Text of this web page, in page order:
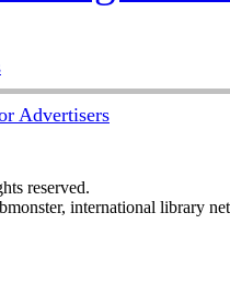
Advertisers
reserved.
international library